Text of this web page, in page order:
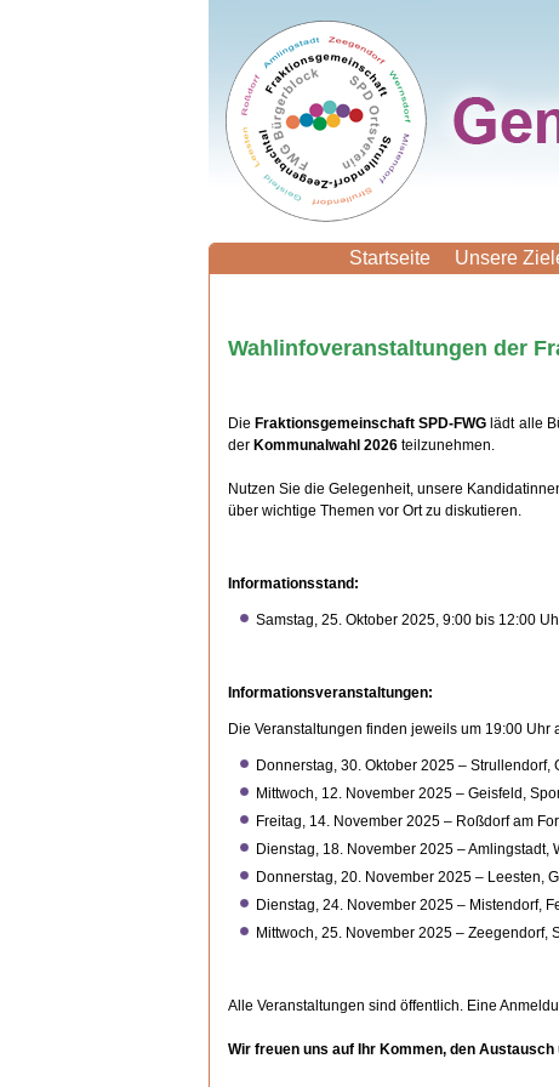
Start­sei­te Unsere
Wahl­in­fo­ver­an­stal­tun­gen der
Die Frak­ti­ons­ge­mein­schaft SPD-FWG lädt alle
der Kom­mu­nal­wahl 2026 teil­zu­neh­men.
Nutzen Sie die Ge­le­gen­heit, unsere
über wich­ti­ge Themen vor Ort zu dis­ku­tie­ren.
In­for­ma­ti­ons­stand:
Samstag, 25. Oktober 2025, 9:00 bis 12:00
In­for­ma­ti­ons­ver­an­stal­tun­gen:
Die Ver­an­stal­tun­gen finden jeweils um 19:00 Uhr
Don­ners­tag, 30. Oktober 2025 – Strul­len­dorf,
Mitt­woch, 12. No­vem­ber 2025 – Geis­feld,
Freitag, 14. No­vem­ber 2025 – Roßdorf am
Diens­tag, 18. No­vem­ber 2025 – Am­ling­s­tadt,
Don­ners­tag, 20. No­vem­ber 2025 – Leesten,
Diens­tag, 24. No­vem­ber 2025 – Mis­ten­dorf,
Mitt­woch, 25. No­vem­ber 2025 – Ze­e­gen­dorf,
Alle Ver­an­stal­tun­gen sind öf­fent­lich. Eine
Wir freuen uns auf Ihr Kommen, den Aus­tausch